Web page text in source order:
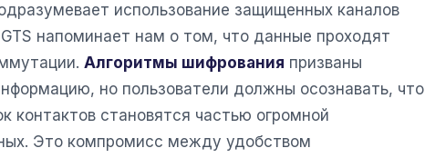
использование защищенных каналов
напоминает нам о том, что данные проходят
Алгоритмы шифрования призваны
но пользователи должны осознавать, что
контактов становятся частью огромной
Это компромисс между удобством